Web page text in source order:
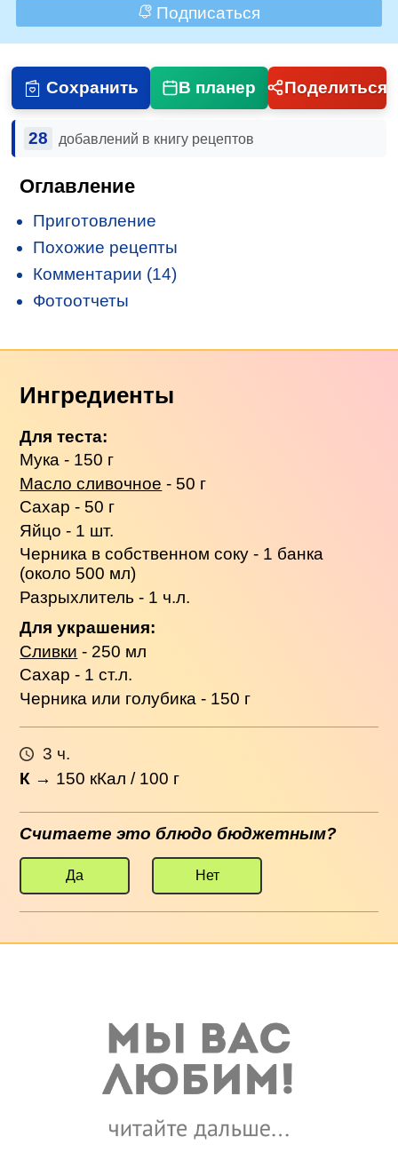
Подписаться
Сохранить В планер Поделиться
28 добавлений в книгу рецептов
Оглавление
Приготовление
Похожие рецепты
Комментарии (14)
Фотоотчеты
Ингредиенты
Для теста:
Мука - 150 г
Масло сливочное - 50 г
Сахар - 50 г
Яйцо - 1 шт.
Черника в собственном соку - 1 банка
(около 500 мл)
Разрыхлитель - 1 ч.л.
Для украшения:
Сливки - 250 мл
Сахар - 1 ст.л.
Черника или голубика - 150 г
3 ч.
К → 150 кКал / 100 г
Считаете это блюдо бюджетным?
Да Нет